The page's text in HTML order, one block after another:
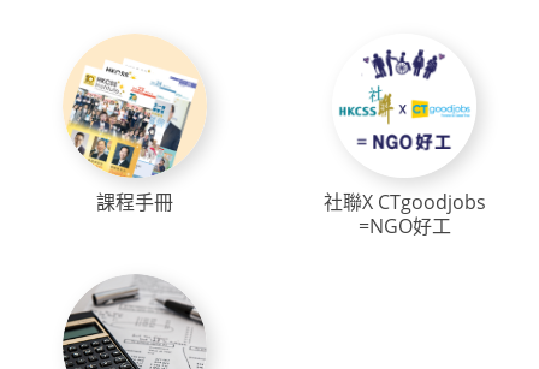
課程手冊
社聯X CTgoodjobs
=NGO好工